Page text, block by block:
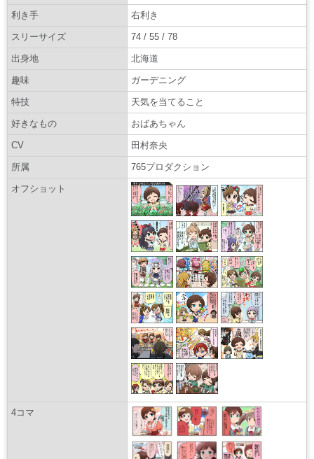
利き手 右利き
スリーサイズ 74 / 55 / 78
出身地 北海道
趣味 ガーデニング
特技 天気を当てること
好きなもの おばあちゃん
CV 田村奈央
所属 765プロダクション
オフショット
4コマ